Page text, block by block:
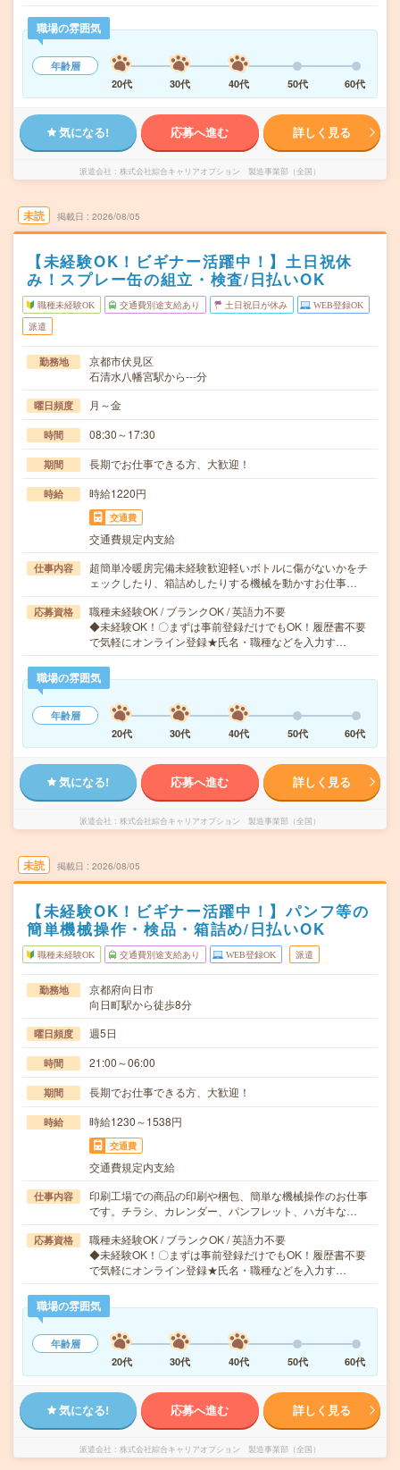
職場の雰囲気
年齢層
20代
30代 40代 50代 60代
気になる! 応募へ進む 詳しく見る
派遣会社 株式会社綜合キャリアオプション 製造事業部（全国）
未読 掲載日 2026/08/05
【未経験OK！ビギナー活躍中！】土日祝休
み！スプレー缶の組立・検査/日払いOK
職種未経験OK 交通費別途支給あり 土日祝日が休み WEB登録OK
派遣
勤務地
京都市伏見区
石清水八幡宮駅から---分
曜日頻度 月～金
時間 08:30～17:30
期間 長期でお仕事できる方、大歓迎！
時給 時給1220円
交通費
交通費規定内支給
仕事内容
超簡単冷暖房完備未経験歓迎軽いボトルに傷がないかをチ
ェックしたり、箱詰めしたりする機械を動かすお仕事…
応募資格
職種未経験OK / ブランクOK / 英語力不要
◆未経験OK！〇まずは事前登録だけでもOK！履歴書不要
で気軽にオンライン登録★氏名・職種などを入力す…
職場の雰囲気
年齢層
20代
30代 40代 50代 60代
気になる! 応募へ進む 詳しく見る
派遣会社 株式会社綜合キャリアオプション 製造事業部（全国）
未読 掲載日 2026/08/05
【未経験OK！ビギナー活躍中！】パンフ等の
簡単機械操作・検品・箱詰め/日払いOK
職種未経験OK 交通費別途支給あり WEB登録OK 派遣
勤務地
京都府向日市
向日町駅から徒歩8分
曜日頻度 週5日
時間 21:00～06:00
期間 長期でお仕事できる方、大歓迎！
時給 時給1230～1538円
交通費
交通費規定内支給
仕事内容
印刷工場での商品の印刷や梱包、簡単な機械操作のお仕事
です。チラシ、カレンダー、パンフレット、ハガキな…
応募資格
職種未経験OK / ブランクOK / 英語力不要
◆未経験OK！〇まずは事前登録だけでもOK！履歴書不要
で気軽にオンライン登録★氏名・職種などを入力す…
職場の雰囲気
年齢層
20代
30代 40代 50代 60代
気になる! 応募へ進む 詳しく見る
派遣会社 株式会社綜合キャリアオプション 製造事業部（全国）